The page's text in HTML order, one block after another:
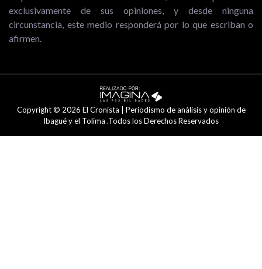
exclusivamente de sus opiniones, y desde ninguna
circunstancia, este medio responderá por lo que escriban o
afirmen.
Copyright © 2026 El Cronista | Periodismo de análisis y opinión de
Ibagué y el Tolima .Todos los Derechos Reservados